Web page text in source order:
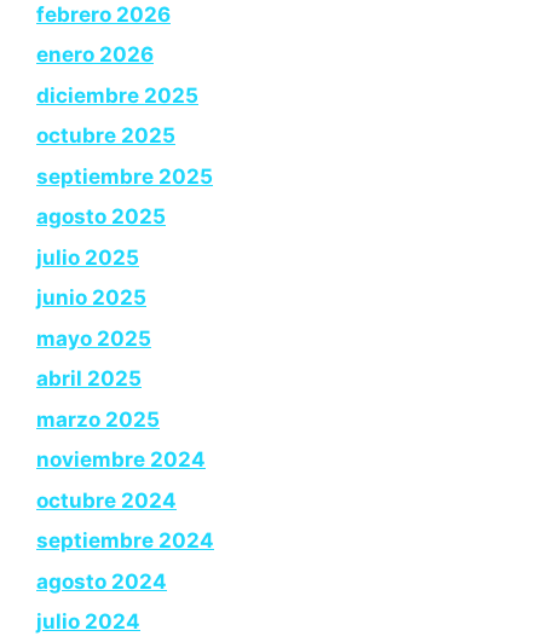
febrero 2026
enero 2026
diciembre 2025
octubre 2025
septiembre 2025
agosto 2025
julio 2025
junio 2025
mayo 2025
abril 2025
marzo 2025
noviembre 2024
octubre 2024
septiembre 2024
agosto 2024
julio 2024